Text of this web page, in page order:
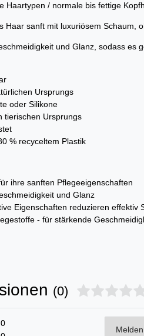
Haartypen / normale bis fettige
Haar sanft mit luxuriösem Schaum,
und Glanz, sodass es
Ursprungs
oder Silikone
tierischen Ursprungs
% recyceltem Plastik
ihre sanften Pflegeeigenschaften
und Glanz
Eigenschaften reduzieren effektiv
- für stärkende
(0)
0